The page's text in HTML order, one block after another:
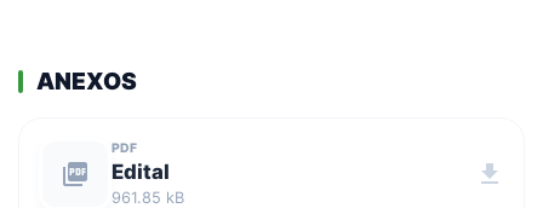
ANEXOS
picture_as_pdf
PDF
Edital
961.85 kB
download